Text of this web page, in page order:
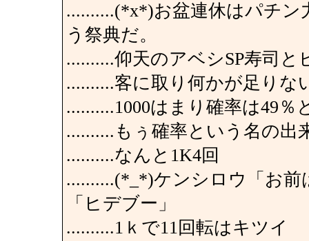
..........(*x*)お盆連休はパチ
う祭典だ。
..........仰天のアベシSP寿司
..........客に取り何かが足りな
..........1000はまり確率は49％
..........もぅ確率という名の
..........なんと1K4回
..........(*_*)ケンシロウ「お
「ヒデブー」
..........1ｋで11回転はキツイ